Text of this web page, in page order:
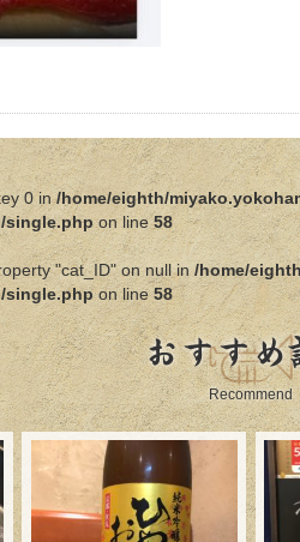
0 in/home/eighth/
single.phpon line58
"cat_ID" on null in/home/
single.phpon line58
おすすめ
Recommend